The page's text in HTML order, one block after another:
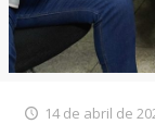
14 de abril de